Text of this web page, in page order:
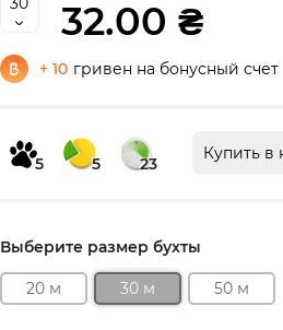
32.00 ₴
+ 10 гривен на бонусный счет
5 5 23
Купить в
Выберите размер бухты
20 м 30 м 50 м